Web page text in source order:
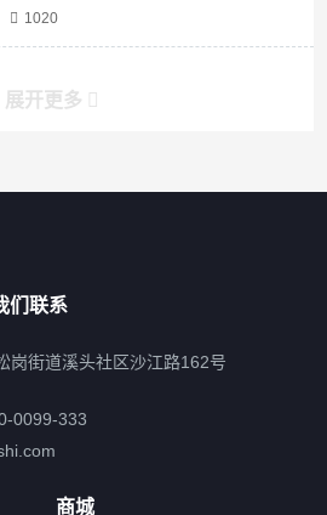
1020
展开更多
们联系
岗街道溪头社区沙江路162号
0099-333
商城